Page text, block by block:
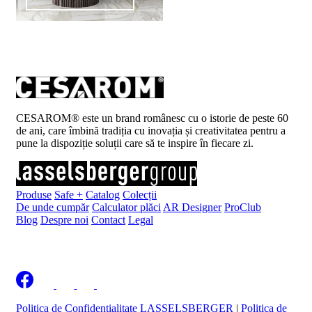
CESAROM® este un brand românesc cu o istorie de peste 60
de ani, care îmbină tradiția cu inovația și creativitatea pentru a
pune la dispoziție soluții care să te inspire în fiecare zi.
Produse Safe + Catalog Colecții
De unde cumpăr Calculator plăci AR Designer ProClub
Blog Despre noi Contact Legal
Politica de Confidențialitate LASSELSBERGER | Politica de